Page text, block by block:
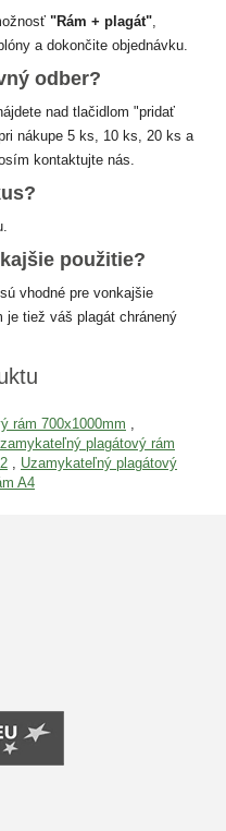
"Rám + plagát"
a dokončite objednávku.
odber?
nad tlačidlom "pridať
nákupe 5 ks, 10 ks, 20 ks a
kontaktujte nás.
použitie?
vhodné pre vonkajšie
je tiež váš plagát chránený
rám 700x1000mm
plagátový rám
Uzamykateľný plagátový
A4